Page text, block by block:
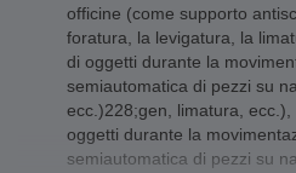
officine (come supporto
foratura, la levigatura, la
di oggetti durante la
semiautomatica di pezzi su
ecc.)228;gen, limatura,
oggetti durante la
semiautomatica di pezzi su